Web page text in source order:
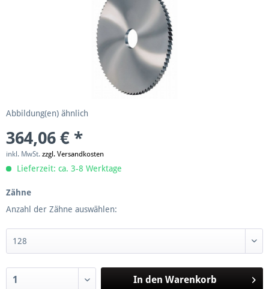
Abbildung(en) ähnlich
364,06 € *
inkl. MwSt. zzgl. Versandkosten
Lieferzeit: ca. 3-8 Werktage
Zähne
Anzahl der Zähne auswählen:
In den Warenkorb